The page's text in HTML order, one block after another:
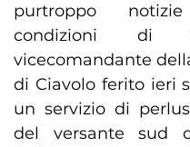
purtroppo
condizioni di
vicecomandante
di Ciavolo ferito ieri
un servizio di
del versante sud